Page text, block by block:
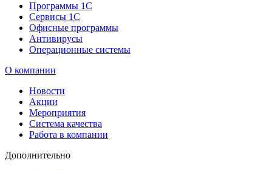
Программы 1С
Сервисы 1С
Офисные программы
Антивирусы
Операционные системы
О компании
Новости
Акции
Мероприятия
Система качества
Работа в компании
Дополнительно